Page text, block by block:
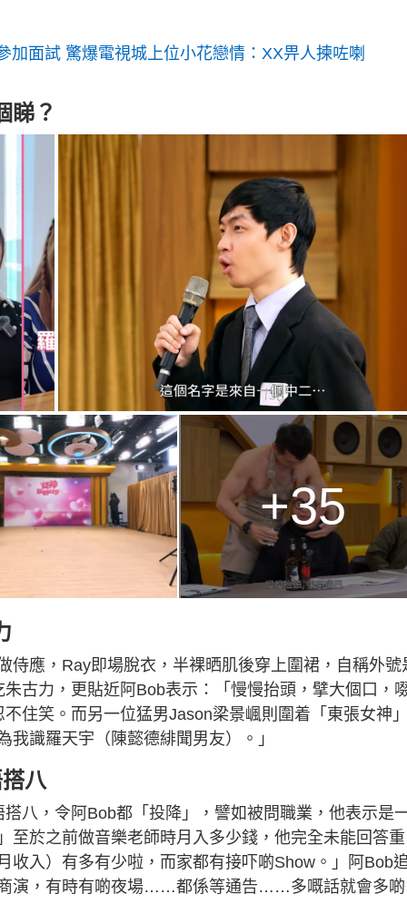
加面試 驚爆電視城上位小花戀情：XX畀人揀咗喇
睇？
+35
侍應，Ray即場脫衣，半裸晒肌後穿上圍裙，自稱外號
古力，更貼近阿Bob表示：「慢慢抬頭，擘大個口，
住笑。而另一位猛男Jason梁景𡺤則圍着「東張女神
識羅天宇（陳懿德緋聞男友）。」
八
八，令阿Bob都「投降」，譬如被問職業，他表示是
至於之前做音樂老師時月入多少錢，他完全未能回答重
收入）有多有少啦，而家都有接吓啲Show。」阿Bob
演，有時有啲夜場……都係等通告……多嘅話就會多啲